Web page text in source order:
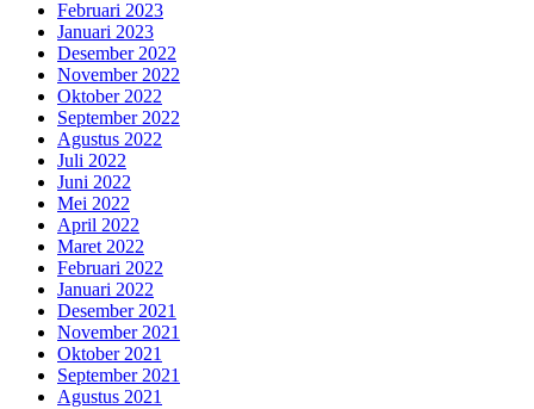
Februari 2023
Januari 2023
Desember 2022
November 2022
Oktober 2022
September 2022
Agustus 2022
Juli 2022
Juni 2022
Mei 2022
April 2022
Maret 2022
Februari 2022
Januari 2022
Desember 2021
November 2021
Oktober 2021
September 2021
Agustus 2021